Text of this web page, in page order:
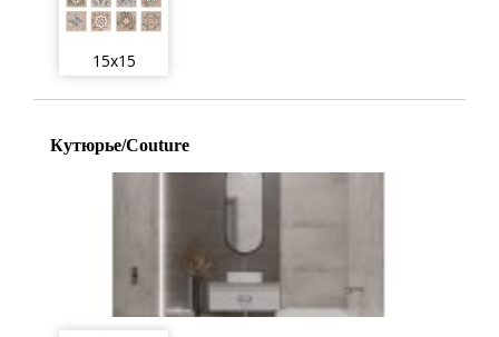
15x15
Кутюрье/Couture